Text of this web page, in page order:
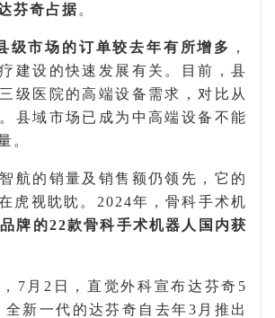
芬奇占据。
级市场的订单较去年有所增多 ，
建设的快速发展有关。目前，县
级医院的高端设备需求，对比从
县域市场已成为中高端设备不能
。
航 的 销量及 销售额仍领先，它的
虎视眈眈。 2024年，骨科手术机
牌 的22款骨科手术机器人 国内获
7 月 2 日，直觉外科宣布达芬奇 5
全新一代的达芬奇自去年3 月推出